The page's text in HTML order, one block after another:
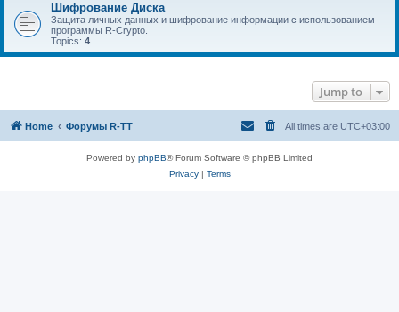
Шифрование Диска
Защита личных данных и шифрование информации с использованием
программы R-Crypto.
Topics: 4
Jump to
Home Форумы R-TT All times are UTC+03:00
Powered by phpBB® Forum Software © phpBB Limited
Privacy| Terms